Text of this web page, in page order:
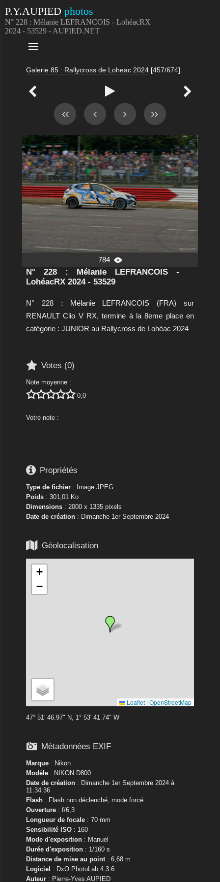
P.Y.AUPIED photos
N° 228 : Mélanie LEFRANCOIS - LohéacRX
2024 - 53529 - AUPIED.NET

Galerie 85 : Rallycross de Loheac 2024 [457/674]
  
784 
N° 228 : Mélanie LEFRANCOIS -
LohéacRX 2024 - 53529
N° 228 : Mélanie LEFRANCOIS (FRA) sur
RENAULT Clio V RX, termine à la 8eme place en
catégorie : JUNIOR au Rallycross de Lohéac 2024
 Votes (0)
Note moyenne :
 0,0
Votre note :
 Propriétés
Type de fichier: Image JPEG
Poids: 301,01 Ko
Dimensions: 2000 x 1335 pixels
Date de création: Dimanche 1er Septembre 2024
 Géolocalisation
+
−
Leaflet | OpenStreetMap
47° 51' 46.97" N, 1° 53' 41.74" W
 Métadonnées EXIF
Marque: Nikon
Modèle: NIKON D800
Date de création: Dimanche 1er Septembre 2024 à
11:34:36
Flash: Flash non déclenché, mode forcé
Ouverture: f/6,3
Longueur de focale: 70 mm
Sensibilité ISO: 160
Mode d'exposition: Manuel
Durée d'exposition: 1/160 s
Distance de mise au point: 6,68 m
Logiciel : DxO PhotoLab 4.3.6
Auteur: Pierre-Yves AUPIED